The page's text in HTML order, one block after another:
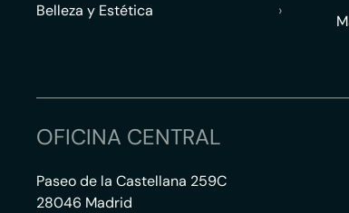
Belleza y Estética
›
OFICINA CENTRAL
Paseo de la Castellana 259C
28046 Madrid